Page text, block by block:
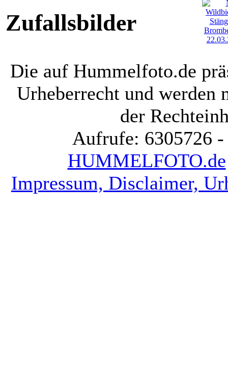
Zufallsbilder
Die auf Hummelfoto.de
Urheberrecht und werden
der
Aufrufe: 6305726
HUMMELFOTO.de
Impressum, Disclaimer,